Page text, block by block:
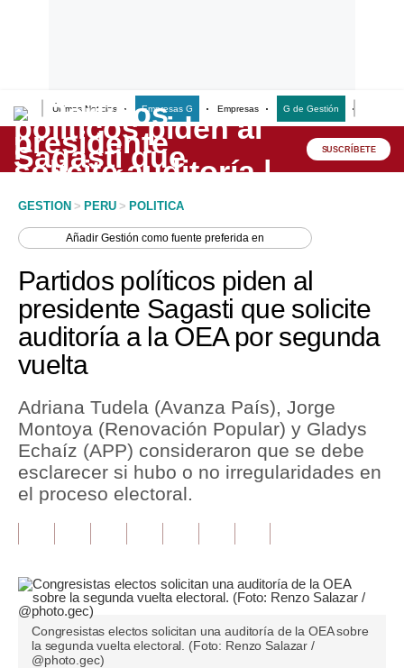
Últimas Noticias Empresas G Empresas G de Gestión
Lo último
Peru Quiosco
Economía
Mercados
Perú
Política
Tu Dinero
Finanzas Personales
Plus G
Opinión
Editorial
Pregunta de hoy
SUSCRÍBETE
GESTION > PERU > POLITICA
AñadirGestión como fuente preferida en
Partidos políticos piden al
presidente Sagasti que solicite
auditoría a la OEA por segunda
vuelta
Adriana Tudela (Avanza País), Jorge
Montoya (Renovación Popular) y Gladys
Echaíz (APP) consideraron que se debe
esclarecer si hubo o no irregularidades en
el proceso electoral.
Congresistas electos solicitan una auditoría de la OEA sobre
la segunda vuelta electoral. (Foto: Renzo Salazar /
@photo.gec)